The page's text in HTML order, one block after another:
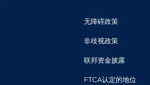
无障碍政策
非歧视政策
联邦资金披露
FTCA认定的地位